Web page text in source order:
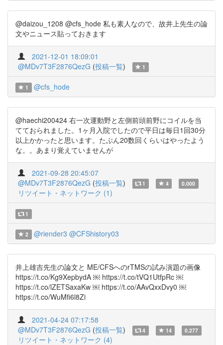
@daizou_1208 @cfs_hode 私も素人なので、故井上先生の論
文やニュース貼っておきます
2021-12-01 18:09:01
@MDv7T3F2876QezG (投稿一覧) 1
1 @cfs_hode
@haechi200424 右一次運動野と左側前頭前野にコイルを当
てておられました。1ヶ月入院でしたので平日は毎日1回30分
以上かかったと思います。たぶん20数回くらいはやったよう
な。。あまり覚えていませんが
2021-09-28 20:45:07
@MDv7T3F2876QezG (投稿一覧) 1 4 0.000
リツイート・ネットワーク (1)
1
2 @riender3 @CFShistory03
井上雄吉先生の論文と ME/CFSへのrTMSの試み演題の画像
https://t.co/Kg9XepbydA ￼ https://t.co/tVQ1UtfpRc ￼
https://t.co/lZETSaxaKw ￼ https://t.co/AAvQxxDvy0 ￼
https://t.co/WuMfi6l8Zi
2021-04-24 07:17:58
@MDv7T3F2876QezG (投稿一覧) 4 14 0.277
リツイート・ネットワーク (4)